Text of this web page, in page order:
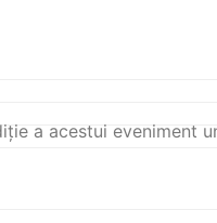
a acestui eveniment